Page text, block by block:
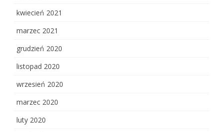
kwiecień 2021
marzec 2021
grudzień 2020
listopad 2020
wrzesień 2020
marzec 2020
luty 2020